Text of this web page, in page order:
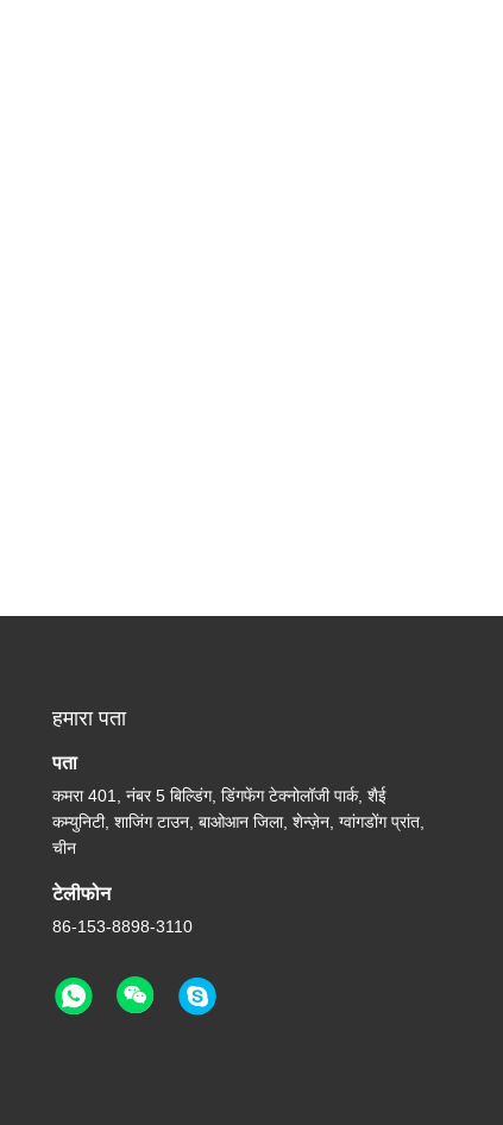
हमारा पता
पता
कमरा 401, नंबर 5 बिल्डिंग, डिंगफेंग टेक्नोलॉजी पार्क, शैई
कम्युनिटी, शाजिंग टाउन, बाओआन जिला, शेन्ज़ेन, ग्वांगडोंग प्रांत,
चीन
टेलीफोन
86-153-8898-3110